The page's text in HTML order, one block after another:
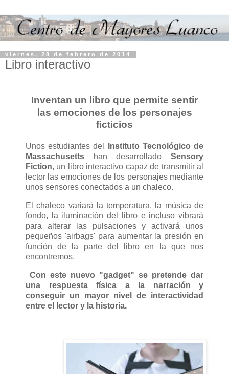
viernes, 28 de febrero de 2014
Libro interactivo
Inventan un libro que permite sentir
las emociones de los personajes
ficticios
Unos estudiantes del
Instituto Tecnológico de
Massachusetts han desarrollado Sensory
Fiction, un libro interactivo capaz de transmitir al
lector las emociones de los personajes mediante
unos sensores conectados a un chaleco.
El chaleco variará la temperatura, la música de
fondo, la iluminación del libro e incluso vibrará
para alterar las pulsaciones y activará unos
pequeños 'airbags' para aumentar la presión en
función de la parte del libro en la que nos
encontremos.
Con este nuevo "gadget" se pretende dar
una respuesta física a la narración y
conseguir un mayor nivel de interactividad
entre el lector y la historia.